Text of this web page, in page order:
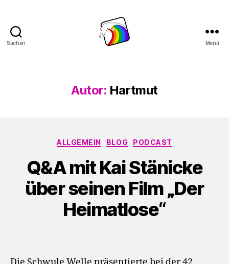
Suchen Menü
Autor: Hartmut
Kategorien
ALLGEMEIN BLOG PODCAST
Q&A mit Kai Stänicke
über seinen Film „Der
Heimatlose“